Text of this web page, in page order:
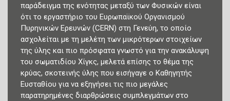
παράδειγμα της ενότητας μεταξύ των Φυσικών είναι
ότι το εργαστήριο του Ευρωπαϊκού Οργανισμού
Πυρηνικών Ερευνών (CERN) στη Γενεύη, το οποίο
ασχολείται με τη μελέτη των μικρότερων στοιχείων
της ύλης και πιο πρόσφατα γνωστό για την ανακάλυψη
του σωματιδίου Χίγκς, μελετά επίσης το θέμα της
κρύας, σκοτεινής ύλης που εισήγαγε ο Καθηγητής
Ευσταθίου για να εξηγήσει τις πιο μεγάλες
παρατηρημένες διαρθρώσεις συμπλεγμάτων στο